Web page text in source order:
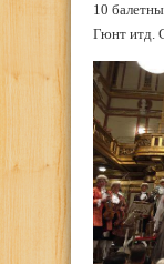
10
Гюнт итд.